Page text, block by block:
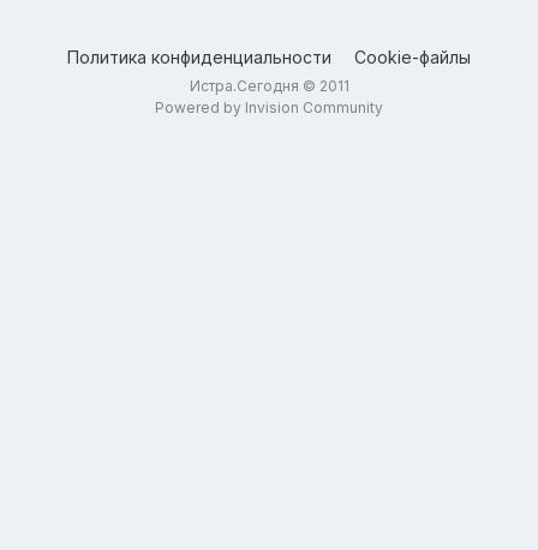
Политика конфиденциальности Cookie-файлы
Истра.Сегодня © 2011
Powered by Invision Community